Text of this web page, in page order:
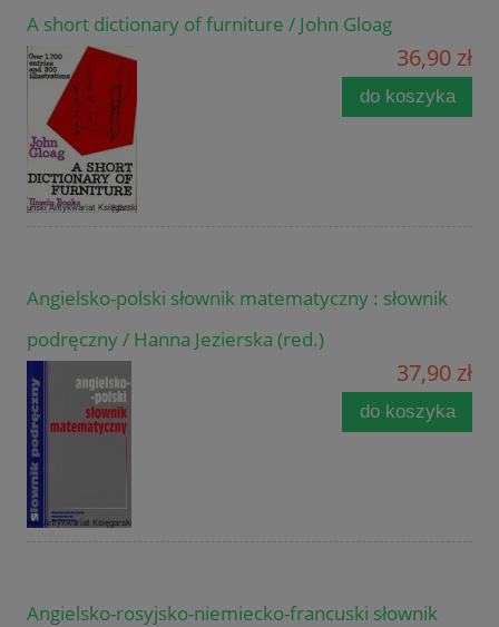
A short dictionary of furniture / John Gloag
36,90 zł
do koszyka
Angielsko-polski słownik matematyczny : słownik
podręczny / Hanna Jezierska (red.)
37,90 zł
do koszyka
Angielsko-rosyjsko-niemiecko-francuski słownik